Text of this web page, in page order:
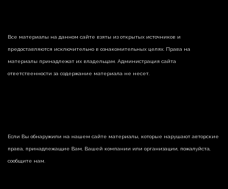
Все материалы на данном сайте взяты из открытых источников и
предоставляются исключительно в ознакомительных целях. Права на
материалы принадлежат их владельцам. Администрация сайта
ответственности за содержание материала не несет.
Если Вы обнаружили на нашем сайте материалы, которые нарушают авторские
права, принадлежащие Вам, Вашей компании или организации, пожалуйста,
сообщите нам.